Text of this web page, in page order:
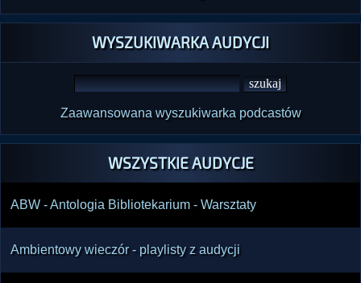
WYSZUKIWARKA AUDYCJI
Zaawansowana wyszukiwarka podcastów
WSZYSTKIE AUDYCJE
ABW - Antologia Bibliotekarium - Warsztaty
Ambientowy wieczór - playlisty z audycji